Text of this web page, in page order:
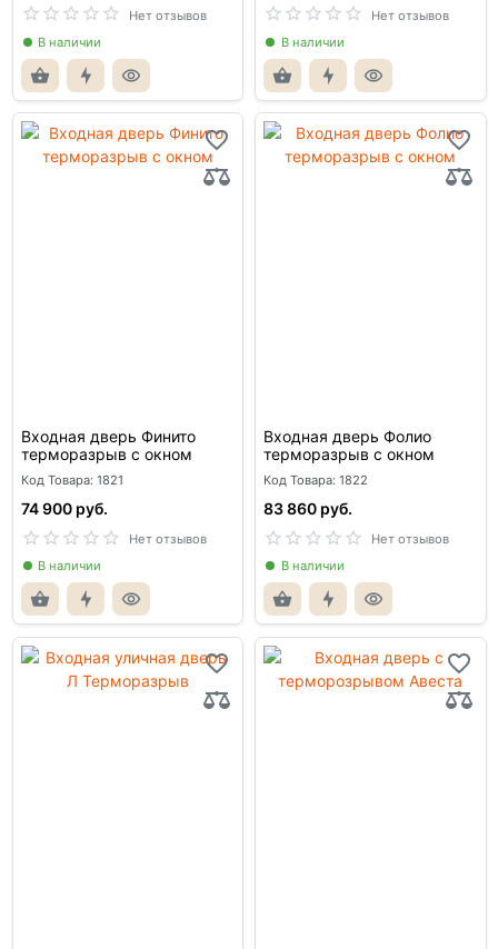
Нет отзывов
В наличии
Нет отзывов
В наличии
Входная дверь Финито
терморазрыв с окном
Код Товара: 1821
74 900 руб.
Нет отзывов
В наличии
Входная дверь Фолио
терморазрыв с окном
Код Товара: 1822
83 860 руб.
Нет отзывов
В наличии